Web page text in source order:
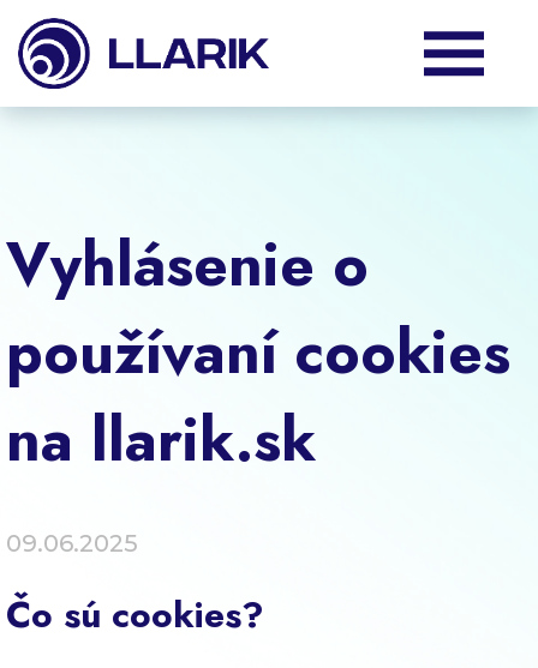
Podpora
O nás
Klienti
Blog
Kontakt
Vyhlásenie o
používaní cookies
na llarik.sk
09.06.2025
Čo sú cookies?